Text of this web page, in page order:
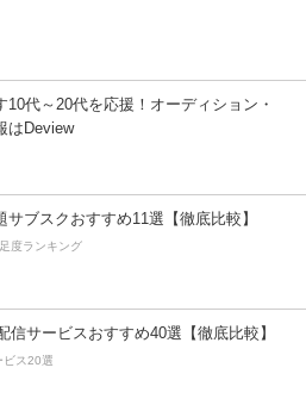
10代～20代を応援！オーディション・
はDeview
サブスクおすすめ11選【徹底比較】
度ランキング
信サービスおすすめ40選【徹底比較】
ビス20選